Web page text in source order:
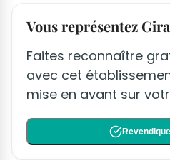
Vous représentez
Faites reconnaître
avec cet
mise en avant sur